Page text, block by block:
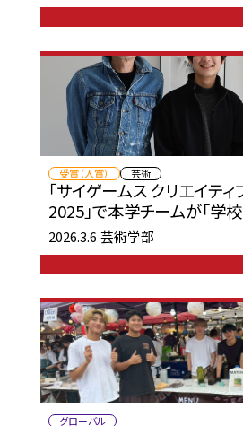
受賞（入賞） 芸術
「サイゲームス クリエイティ
2025」で本学チームが「学
2026.3.6 芸術学部
グローバル